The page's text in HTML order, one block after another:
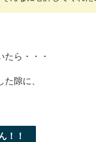
たら・・・
隙に、
！！